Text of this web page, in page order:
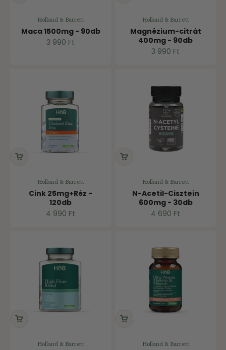
Holland & Barrett
Maca 1500mg - 90db
Ár
3 990 Ft
Holland & Barrett
Magnézium-citrát
400mg - 90db
Ár
3 990 Ft
Holland & Barrett
Cink 25mg+Réz -
120db
Ár
4 990 Ft
Holland & Barrett
N-Acetil-Cisztein
600mg - 30db
Ár
4 690 Ft
Holland & Barrett Holland & Barrett